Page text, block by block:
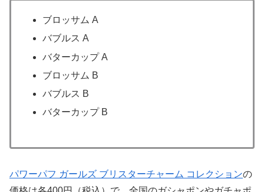
ブロッサム A
バブルス A
バターカップ A
ブロッサム B
バブルス B
バターカップ B
パワーパフ ガールズ ブリスターチャーム コレクションの